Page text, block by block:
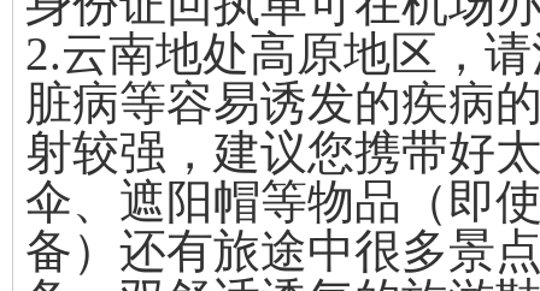
2.云南地处高原地区，
脏病等容易诱发的疾病
射较强，建议您携带好
伞、遮阳帽等物品（即
备）还有旅途中很多景